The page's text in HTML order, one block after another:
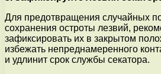
Для предотвращения случайных
сохранения остроты лезвий,
зафиксировать их в закрытом
избежать непреднамеренного
и удлинит срок службы секатора.